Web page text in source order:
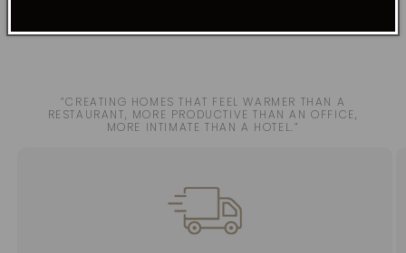
“CREATING HOMES THAT FEEL WARMER THAN A
RESTAURANT, MORE PRODUCTIVE THAN AN OFFICE,
MORE INTIMATE THAN A HOTEL.”